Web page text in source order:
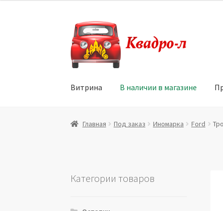
Перейти
к
навигации
Перейти
к
содержимому
Витрина В наличии в магазине
Главная Витрина Мой аккаунт Политика
Главная Под заказ Иномарка Ford
Категории товаров